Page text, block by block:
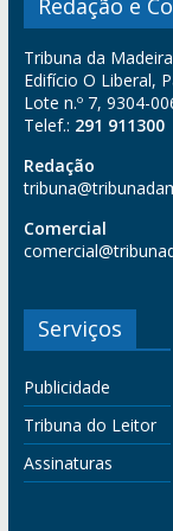
Redação e
Tribuna da Madeira
Edifício O Liberal,
Lote n.º 7, 9304-
Telef.: 291 911300
Redação
Comercial
Serviços
Publicidade
Tribuna do Leitor
Assinaturas